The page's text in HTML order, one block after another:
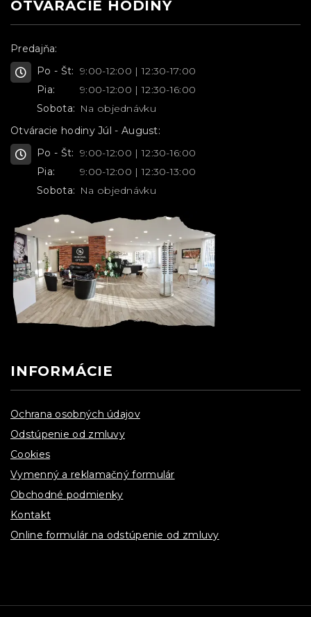
OTVARÁCIE HODINY
Predajňa:
Po - Št: 9:00-12:00 | 12:30-17:00
Pia:
9:00-12:00 | 12:30-16:00
Sobota: Na objednávku
Otváracie hodiny Júl - August:
Po - Št: 9:00-12:00 | 12:30-16:00
Pia:
9:00-12:00 | 12:30-13:00
Sobota: Na objednávku
INFORMÁCIE
Ochrana osobných údajov
Odstúpenie od zmluvy
Cookies
Vymenný a reklamačný formulár
Obchodné podmienky
Kontakt
Online formulár na odstúpenie od zmluvy